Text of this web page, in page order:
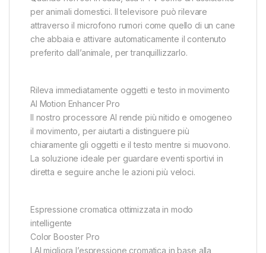
per animali domestici. Il televisore può rilevare
attraverso il microfono rumori come quello di un cane
che abbaia e attivare automaticamente il contenuto
preferito dall’animale, per tranquillizzarlo.
Rileva immediatamente oggetti e testo in movimento
AI Motion Enhancer Pro
Il nostro processore AI rende più nitido e omogeneo
il movimento, per aiutarti a distinguere più
chiaramente gli oggetti e il testo mentre si muovono.
La soluzione ideale per guardare eventi sportivi in
diretta e seguire anche le azioni più veloci.
Espressione cromatica ottimizzata in modo
intelligente
Color Booster Pro
LAI migliora l’espressione cromatica in base alla